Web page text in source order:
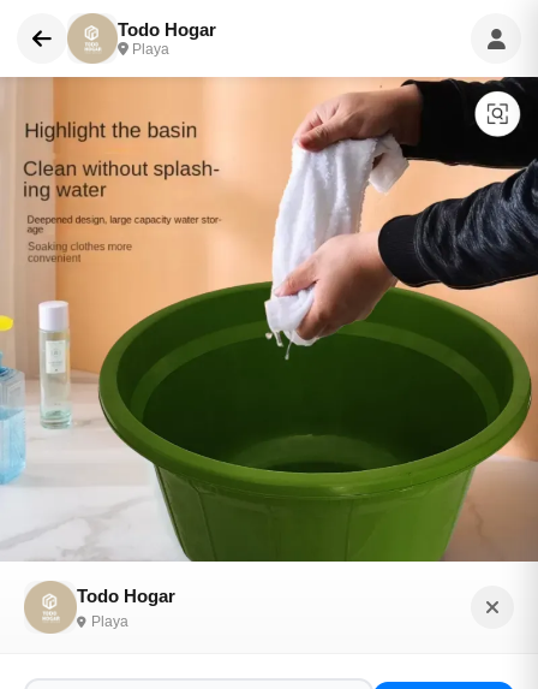
Todo Hogar
Playa
Todo Hogar
Playa
Palangana plástica